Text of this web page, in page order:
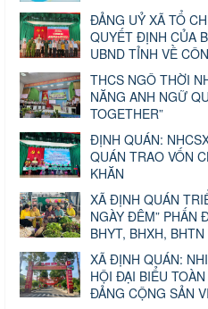
ĐẢNG UỶ XÃ TỔ
QUYẾT ĐỊNH CỦA
UBND TỈNH VỀ
THCS NGÔ THỜI
NĂNG ANH NGỮ
TOGETHER”
ĐỊNH QUÁN:
QUÁN TRAO VỐN
KHĂN
XÃ ĐỊNH QUÁN
NGÀY ĐÊM” PHẤN
BHYT, BHXH,
XÃ ĐỊNH QUÁN:
HỘI ĐẠI BIỂU
ĐẢNG CỘNG SẢN